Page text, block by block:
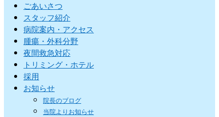
ごあいさつ
スタッフ紹介
病院案内・アクセス
腫瘍・外科分野
夜間救急対応
トリミング・ホテル
採用
お知らせ
院長のブログ
当院よりお知らせ